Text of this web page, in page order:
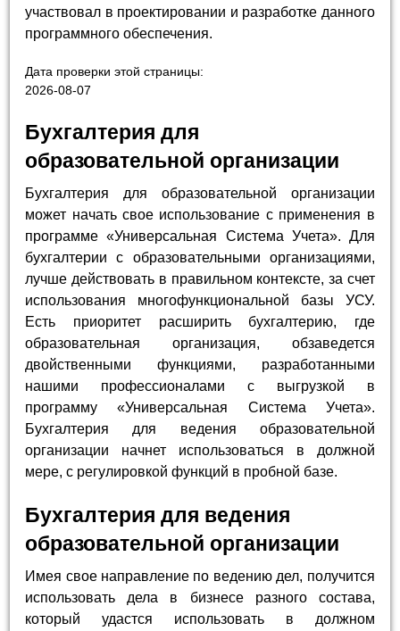
участвовал в проектировании и разработке данного
программного обеспечения.
Дата проверки этой страницы:
2026-08-07
Бухгалтерия для
образовательной организации
Бухгалтерия для образовательной организации
может начать свое использование с применения в
программе «Универсальная Система Учета». Для
бухгалтерии с образовательными организациями,
лучше действовать в правильном контексте, за счет
использования многофункциональной базы УСУ.
Есть приоритет расширить бухгалтерию, где
образовательная организация, обзаведется
двойственными функциями, разработанными
нашими профессионалами с выгрузкой в
программу «Универсальная Система Учета».
Бухгалтерия для ведения образовательной
организации начнет использоваться в должной
мере, с регулировкой функций в пробной базе.
Бухгалтерия для ведения
образовательной организации
Имея свое направление по ведению дел, получится
использовать дела в бизнесе разного состава,
который удастся использовать в должном